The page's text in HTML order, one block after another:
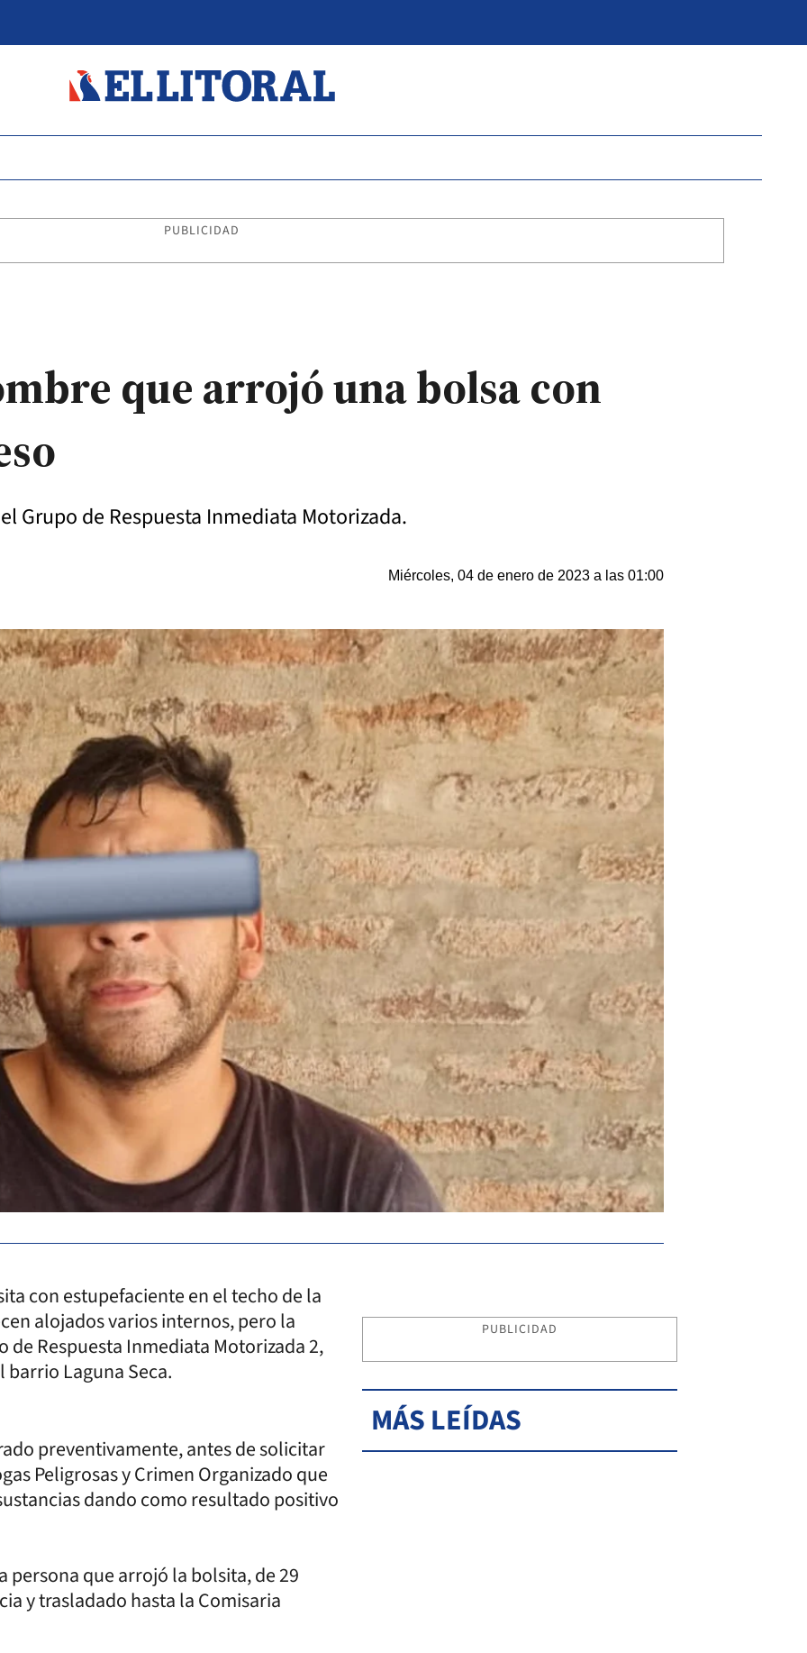
PUBLICIDAD
que arrojó una bolsa con
Grupo de Respuesta Inmediata Motorizada.
Miércoles, 04 de enero de 2023 a las 01:00
con estupefaciente en el techo de la
alojados varios internos, pero la
Respuesta Inmediata Motorizada 2,
Laguna Seca.
preventivamente, antes de solicitar
Peligrosas y Crimen Organizado que
dando como resultado positivo
persona que arrojó la bolsita, de 29
y trasladado hasta la Comisaria
PUBLICIDAD
MÁS LEÍDAS